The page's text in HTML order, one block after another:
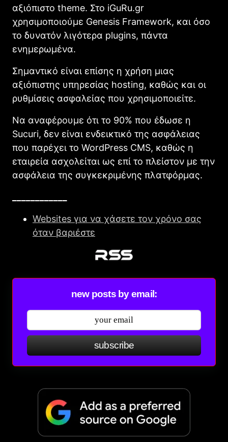
αξιόπιστο theme. Στο iGuRu.gr
χρησιμοποιούμε Genesis Framework, και όσο
το δυνατόν λιγότερα plugins, πάντα
ενημερωμένα.
Σημαντικό είναι επίσης η χρήση μιας
αξιόπιστης υπηρεσίας hosting, καθώς και οι
ρυθμίσεις ασφαλείας που χρησιμοποιείτε.
Να αναφέρουμε ότι το 90% που έδωσε η
Sucuri, δεν είναι ενδεικτικό της ασφάλειας
που παρέχει το WordPress CMS, καθώς η
εταιρεία ασχολείται ως επί το πλείστον με την
ασφάλεια της συγκεκριμένης πλατφόρμας.
Websites για να χάσετε τον χρόνο σας
όταν βαριέστε
new posts by email:
subscribe